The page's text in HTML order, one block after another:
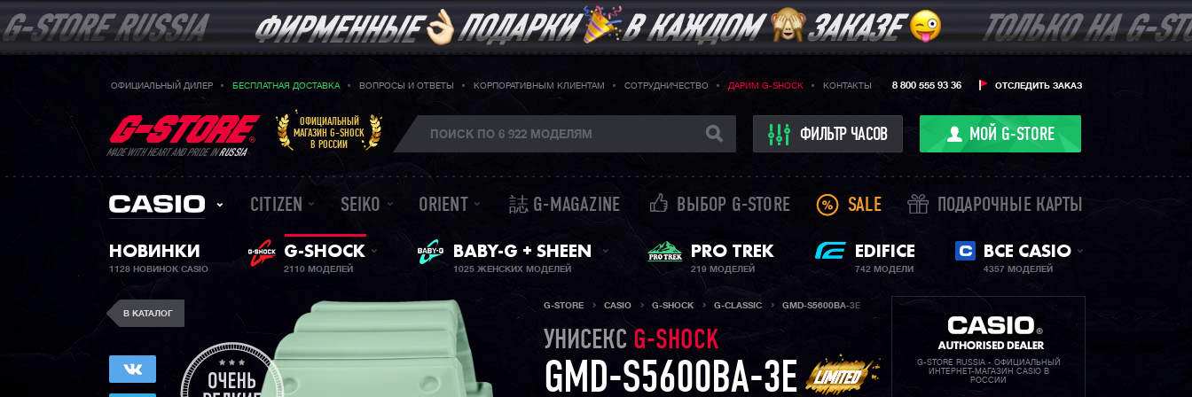
ОФИЦИАЛЬНЫЙ ДИЛЕР БЕСПЛАТНАЯ ДОСТАВКА ВОПРОСЫ И ОТВЕТЫ КОРПОРАТИВНЫМ КЛИЕНТАМ СОТРУДНИЧЕСТВО ДАРИМ G-SHOCK КОНТАКТЫ ОТСЛЕДИТЬ ЗАКАЗ
8 800 555 93 36
MADE WITH HEART AND PRIDE INRUSSIA
ОФИЦИАЛЬНЫЙ
МАГАЗИН G-SHOCK
В РОССИИ
ФИЛЬТР ЧАСОВ МОЙ G-STORE
CITIZEN SEIKO ORIENT 誌 G-MAGAZINE ВЫБОР G-STORE SALE ПОДАРОЧНЫЕ КАРТЫ
НОВИНКИ
1128 НОВИНОК CASIO
G-SHOCK
2110 МОДЕЛЕЙ
ЖЕНСКИЕ ЧАСЫ
BABY-G + SHEEN
1025 ЖЕНСКИХ МОДЕЛЕЙ
PRO TREK
219 МОДЕЛЕЙ
EDIFICE
742 МОДЕЛИ
ВСЕ CASIO
4357 МОДЕЛЕЙ
В КАТАЛОГ
G-STORE CASIO G-SHOCK G-CLASSIC GMD-S5600BA-3E
УНИСЕКС G-SHOCK
GMD-S5600BA-3E
G-STORE RUSSIA - ОФИЦИАЛЬНЫЙ
ИНТЕРНЕТ-МАГАЗИН CASIO В
РОССИИ